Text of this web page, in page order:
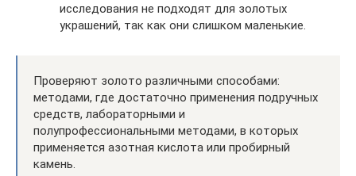
исследования не подходят для золотых
украшений, так как они слишком маленькие.
Проверяют золото различными способами:
методами, где достаточно применения подручных
средств, лабораторными и
полупрофессиональными методами, в которых
применяется азотная кислота или пробирный
камень.